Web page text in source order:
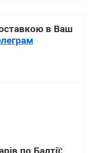
в Ваш